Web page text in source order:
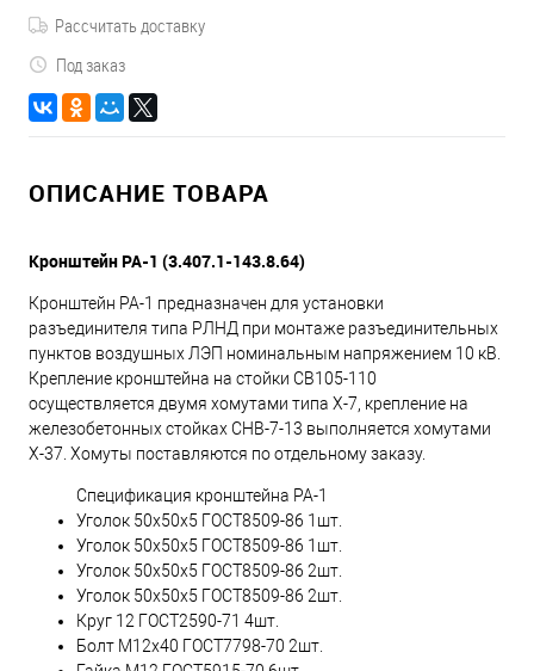
Рассчитать доставку
Под заказ
ОПИСАНИЕ ТОВАРА
Кронштейн РА-1 (3.407.1-143.8.64)
Кронштейн РА-1 предназначен для установки
разъединителя типа РЛНД при монтаже разъединительных
пунктов воздушных ЛЭП номинальным напряжением 10 кВ.
Крепление кронштейна на стойки СВ105-110
осуществляется двумя хомутами типа Х-7, крепление на
железобетонных стойках СНВ-7-13 выполняется хомутами
Х-37. Хомуты поставляются по отдельному заказу.
Спецификация кронштейна РА-1
Уголок 50х50х5 ГОСТ8509-86 1шт.
Уголок 50х50х5 ГОСТ8509-86 1шт.
Уголок 50х50х5 ГОСТ8509-86 2шт.
Уголок 50х50х5 ГОСТ8509-86 2шт.
Круг 12 ГОСТ2590-71 4шт.
Болт М12х40 ГОСТ7798-70 2шт.